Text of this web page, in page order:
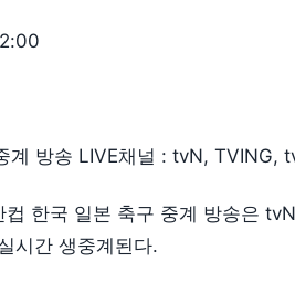
계 방송 LIVE채널 : tvN, TVING,
한국 일본 축구 중계 방송은
시간 생중계된다.